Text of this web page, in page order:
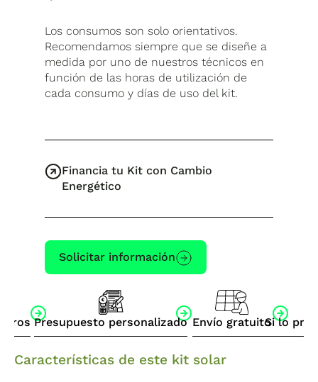
Los consumos son solo orientativos.
Recomendamos siempre que se diseñe a
medida por uno de nuestros técnicos en
función de las horas de utilización de
cada consumo y días de uso del kit.
Financia tu Kit con Cambio
Energético
Solicitar información
Presupuesto personalizado Envío gratuitoSi lo
Características de este kit solar